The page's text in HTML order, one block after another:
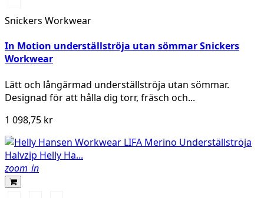
Snickers Workwear
In Motion underställströja utan sömmar Snickers
Workwear
Lätt och långärmad underställströja utan sömmar.
Designad för att hålla dig torr, fräsch och...
1 098,75 kr
zoom_in